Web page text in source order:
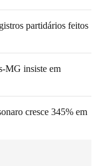
partidários feitos
MG insiste em
cresce 345% em